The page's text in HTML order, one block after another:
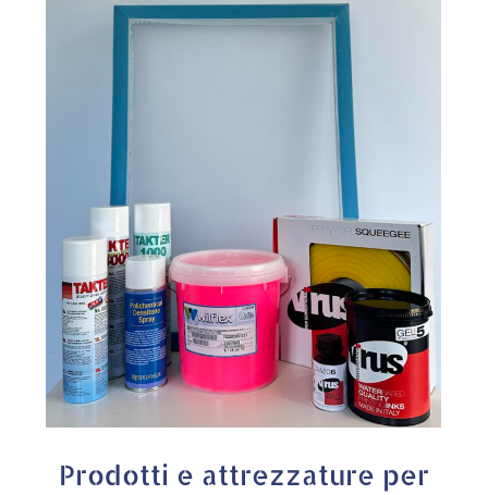
Prodotti e attrezzature per